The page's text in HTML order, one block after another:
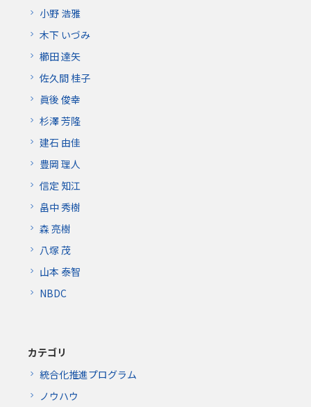
小野 浩雅
木下 いづみ
櫛田 達矢
佐久間 桂子
眞後 俊幸
杉澤 芳隆
建石 由佳
豊岡 理人
信定 知江
畠中 秀樹
森 亮樹
八塚 茂
山本 泰智
NBDC
カテゴリ
統合化推進プログラム
ノウハウ